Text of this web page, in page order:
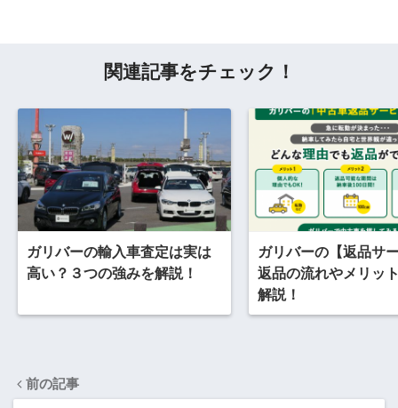
関連記事をチェック！
ガリバーの輸入車査定は実は
高い？３つの強みを解説！
ガリバーの【返品サ
返品の流れやメリッ
解説！
前の記事